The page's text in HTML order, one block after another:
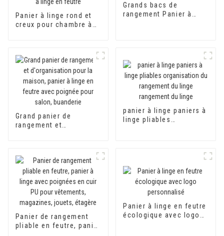
Panier à linge rond et
creux pour chambre à
linge en feutre Panier à
linge en feutre
Grands bacs de
rangement Panier à
Grand panier de
rangement et
en feutre avec poignée
pour salon, buanderie
panier à linge paniers à
linge pliables
Panier de rangement
pliable en feutre, panier
Panier à linge en feutre
écologique avec logo